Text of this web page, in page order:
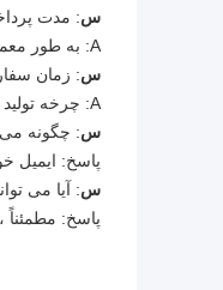
س: مدت
A: به طور معمول 30 deposit سپرده T / T ، قبل از حمل و نقل به طور کامل پرداخت کنید.
س: زمان
A: چرخه تولید دینامومتر 6-8 هفته است ، چرخه تولید سنسور 2-3 هفته است ، سایر محصولات لطفا با ما تماس بگیرید.
س: چگونه
پاسخ: ایمیل
س: آیا می
پاسخ: مطمئناً